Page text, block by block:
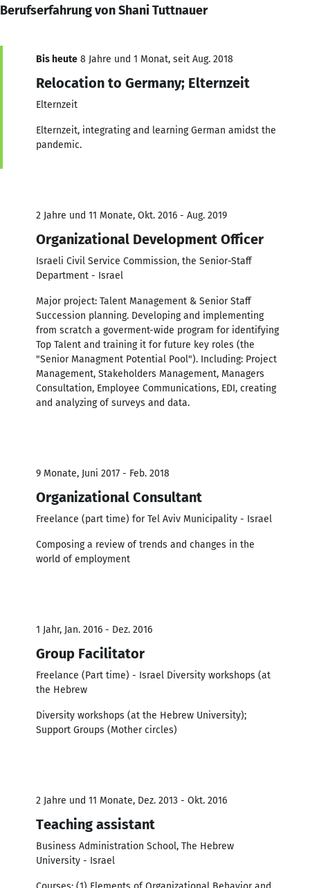
Berufserfahrung von Shani Tuttnauer
Bis heute 8 Jahre und 1 Monat, seit Aug. 2018
Relocation to Germany; Elternzeit
Elternzeit
Elternzeit, integrating and learning German amidst the
pandemic.
2 Jahre und 11 Monate, Okt. 2016 - Aug. 2019
Organizational Development Officer
Israeli Civil Service Commission, the Senior-Staff
Department - Israel
Major project: Talent Management & Senior Staff
Succession planning. Developing and implementing
from scratch a goverment-wide program for identifying
Top Talent and training it for future key roles (the
"Senior Managment Potential Pool"). Including: Project
Management, Stakeholders Management, Managers
Consultation, Employee Communications, EDI, creating
and analyzing of surveys and data.
9 Monate, Juni 2017 - Feb. 2018
Organizational Consultant
Freelance (part time) for Tel Aviv Municipality - Israel
Composing a review of trends and changes in the
world of employment
1 Jahr, Jan. 2016 - Dez. 2016
Group Facilitator
Freelance (Part time) - Israel Diversity workshops (at
the Hebrew
Diversity workshops (at the Hebrew University);
Support Groups (Mother circles)
2 Jahre und 11 Monate, Dez. 2013 - Okt. 2016
Teaching assistant
Business Administration School, The Hebrew
University - Israel